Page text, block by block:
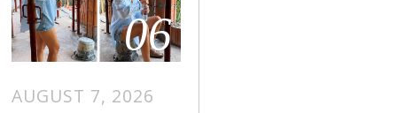
06
AUGUST 7, 2026